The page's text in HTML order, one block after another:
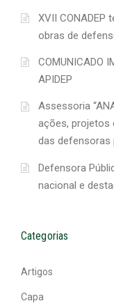
XVII CONADEP
obras de
COMUNICADO
APIDEP
Assessoria
ações, projetos
das defensoras
Defensora
nacional e
Categorias
Artigos
Capa